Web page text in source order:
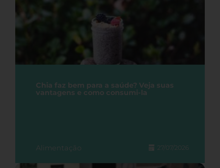
Chia faz bem para a saúde? Veja suas
vantagens e como consumi-la
Alimentação 27/07/2026